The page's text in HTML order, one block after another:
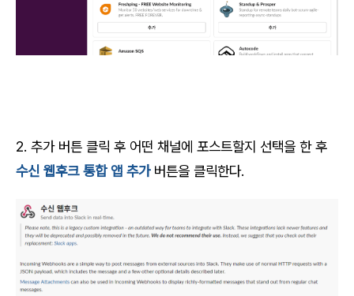
2. 추가 버튼 클릭 후 어떤 채널에 포스트할지 선택을 한 후
수신 웹후크 통합 앱 추가버튼을 클릭한다.